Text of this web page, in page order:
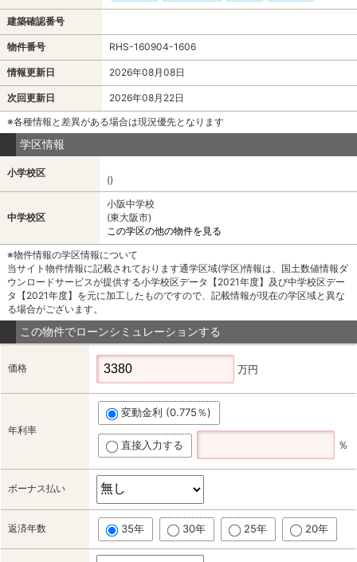
建築確認番号
物件番号 RHS-160904-1606
情報更新日 2026年08月08日
次回更新日
2026年08月22日
※各種情報と差異がある場合は現況優先となります
学区情報
小学校区
()
中学校区
小阪中学校
(東大阪市)
この学区の他の物件を見る
※物件情報の学区情報について
当サイト物件情報に記載されております通学区域(学区)情報は、国土数値情報ダ
ウンロードサービスが提供する小学校区データ【2021年度】及び中学校区デー
タ【2021年度】を元に加工したものですので、記載情報が現在の学区域と異な
る場合がございます。
この物件でローンシミュレーションする
価格 万円
年利率
変動金利 (0.775％)
直接入力する ％
ボーナス払い
返済年数 35年 30年 25年 20年